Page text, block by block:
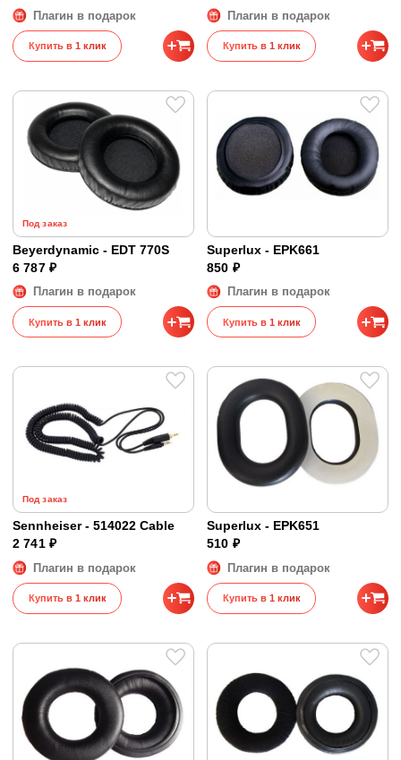
Плагин в подарок
Купить в 1 клик
Плагин в подарок
Купить в 1 клик
Под заказ
Beyerdynamic - EDT 770S
6 787 ₽
Плагин в подарок
Купить в 1 клик
Superlux - EPK661
850 ₽
Плагин в подарок
Купить в 1 клик
Под заказ
Sennheiser - 514022 Cable
2 741 ₽
Плагин в подарок
Купить в 1 клик
Superlux - EPK651
510 ₽
Плагин в подарок
Купить в 1 клик